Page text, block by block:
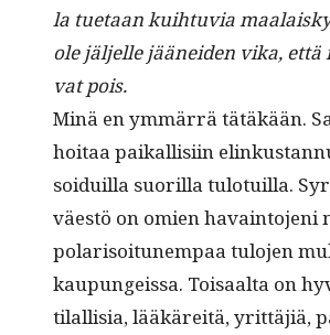
la tue­taan kui­h­tu­via
ole jäl­jelle jäänei­den vika,
vat pois.
Minä en ymmär­rä tätäkään.
hoitaa paikallisi­in
soiduil­la suo­ril­la tulo­tu­il­la.
väestö on omien havain­to­jeni
polar­isoitunem­paa tulo­jen
kaupungeis­sa. Toisaal­ta on
tilal­lisia, lääkäre­itä, yrit­täjiä,